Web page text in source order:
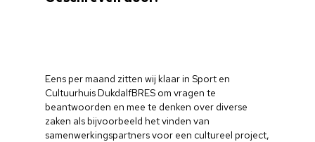
Eens per maand zitten wij klaar in Sport en
Cultuurhuis DukdalfBRES om vragen te
beantwoorden en mee te denken over diverse
zaken als bijvoorbeeld het vinden van
samenwerkingspartners voor een cultureel project,